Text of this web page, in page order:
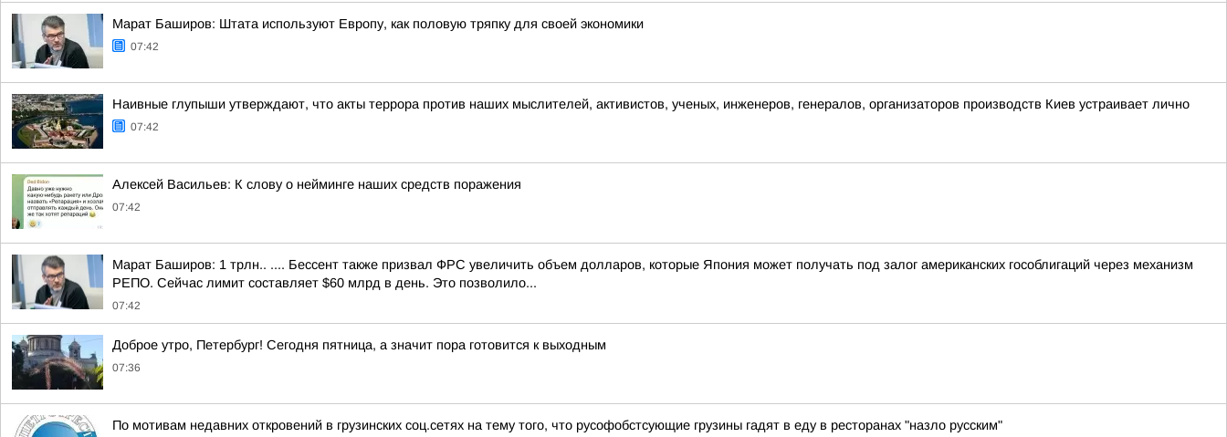
Марат Баширов: Штата используют Европу, как половую тряпку для своей экономики
07:42
Наивные глупыши утверждают, что акты террора против наших мыслителей, активистов, ученых, инженеров, генералов, организаторов производств Киев устраивает лично
07:42
Алексей Васильев: К слову о нейминге наших средств поражения
07:42
Марат Баширов: 1 трлн.. .... Бессент также призвал ФРС увеличить объем долларов, которые Япония может получать под залог американских гособлигаций через механизм
РЕПО. Сейчас лимит составляет $60 млрд в день. Это позволило...
07:42
Доброе утро, Петербург! Сегодня пятница, а значит пора готовится к выходным
07:36
По мотивам недавних откровений в грузинских соц.сетях на тему того, что русофобстсующие грузины гадят в еду в ресторанах "назло русским"